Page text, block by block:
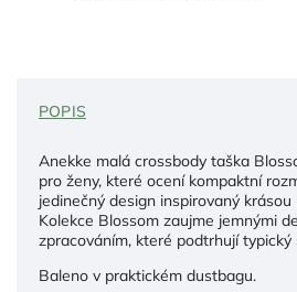
POPIS
Anekke malá crossbody taška
pro ženy, které ocení kompaktní
jedinečný design inspirovaný
Kolekce Blossom zaujme jemnými
zpracováním, které podtrhují typický
Baleno v praktickém dustbagu.